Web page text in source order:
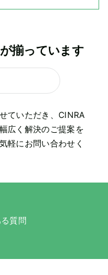
揃っています
ていただき、CINRA
広く解決のご提案を
軽にお問い合わせく
質問